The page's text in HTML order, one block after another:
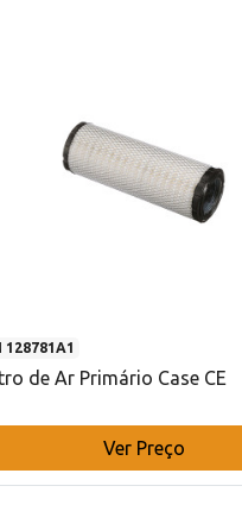
128781A1
de Ar Primário Case CE
Ver Preço